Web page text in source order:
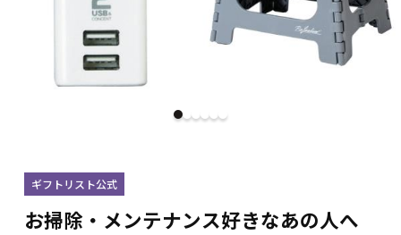
ギフトリスト公式
お掃除・メンテナンス好きなあの人へ